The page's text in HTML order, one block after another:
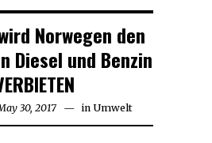
Norwegen den
Diesel und Benzin
30, 2017 in Umwelt